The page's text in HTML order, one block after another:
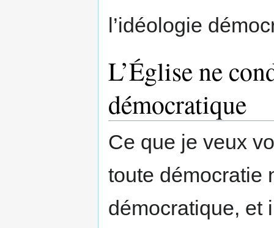
l’idéologie
L’Église ne
démocratique
Ce que je veux
toute démocratie
démocratique, et